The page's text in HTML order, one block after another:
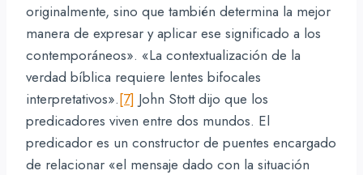
originalmente, sino que también determina la mejor
manera de expresar y aplicar ese significado a los
contemporáneos». «La contextualización de la
verdad bíblica requiere lentes bifocales
interpretativos».[7] John Stott dijo que los
predicadores viven entre dos mundos. El
predicador es un constructor de puentes encargado
de relacionar «el mensaje dado con la situación